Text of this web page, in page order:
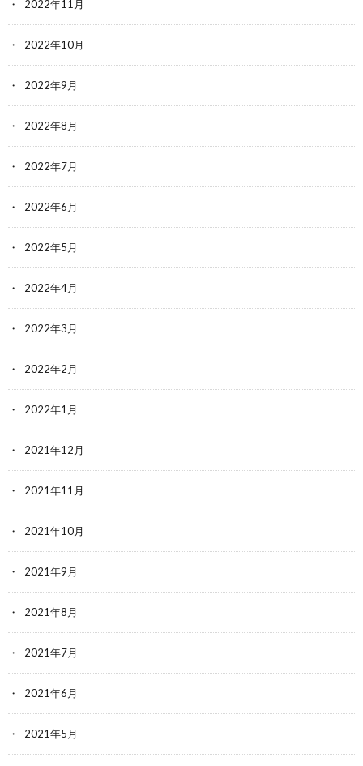
2022年11月
2022年10月
2022年9月
2022年8月
2022年7月
2022年6月
2022年5月
2022年4月
2022年3月
2022年2月
2022年1月
2021年12月
2021年11月
2021年10月
2021年9月
2021年8月
2021年7月
2021年6月
2021年5月